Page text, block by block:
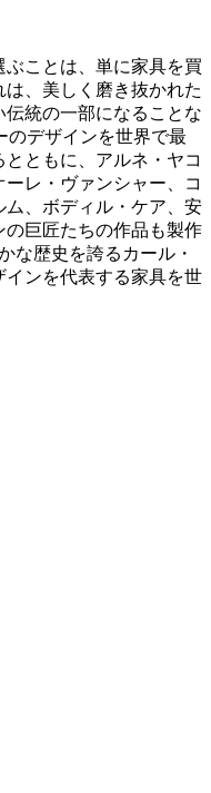
ことは、単に家具を買
、美しく磨き抜かれた
統の一部になることな
のデザインを世界で最
ともに、アルネ・ヤコ
レ・ヴァンシャー、コ
、ボディル・ケア、安
巨匠たちの作品も製作
な歴史を誇るカール・
ンを代表する家具を世